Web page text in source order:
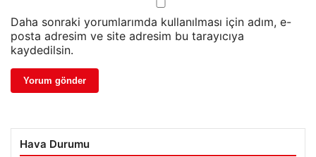
Daha sonraki yorumlarımda kullanılması için adım, e-
posta adresim ve site adresim bu tarayıcıya
kaydedilsin.
Hava Durumu